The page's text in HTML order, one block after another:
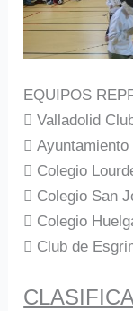
EQUIPOS
 Valladolid

 Colegio
 Colegio San
 Colegio
 Club de